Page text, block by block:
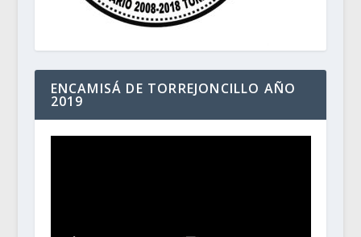
ENCAMISÁ DE TORREJONCILLO AÑO
2019